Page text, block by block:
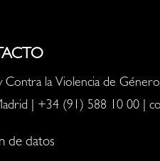
Contra la Violencia de Género
| +34 (91) 588 10 00
de datos